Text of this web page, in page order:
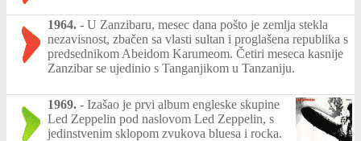
1964. - U Zanzibaru, mesec dana pošto je zemlja stekla
nezavisnost, zbačen sa vlasti sultan i proglašena republika s
predsednikom Abeidom Karumeom. Četiri meseca kasnije
Zanzibar se ujedinio s Tanganjikom u Tanzaniju.
1969. - Izašao je prvi album engleske skupine
Led Zeppelin pod naslovom Led Zeppelin, s
jedinstvenim sklopom zvukova bluesa i rocka.